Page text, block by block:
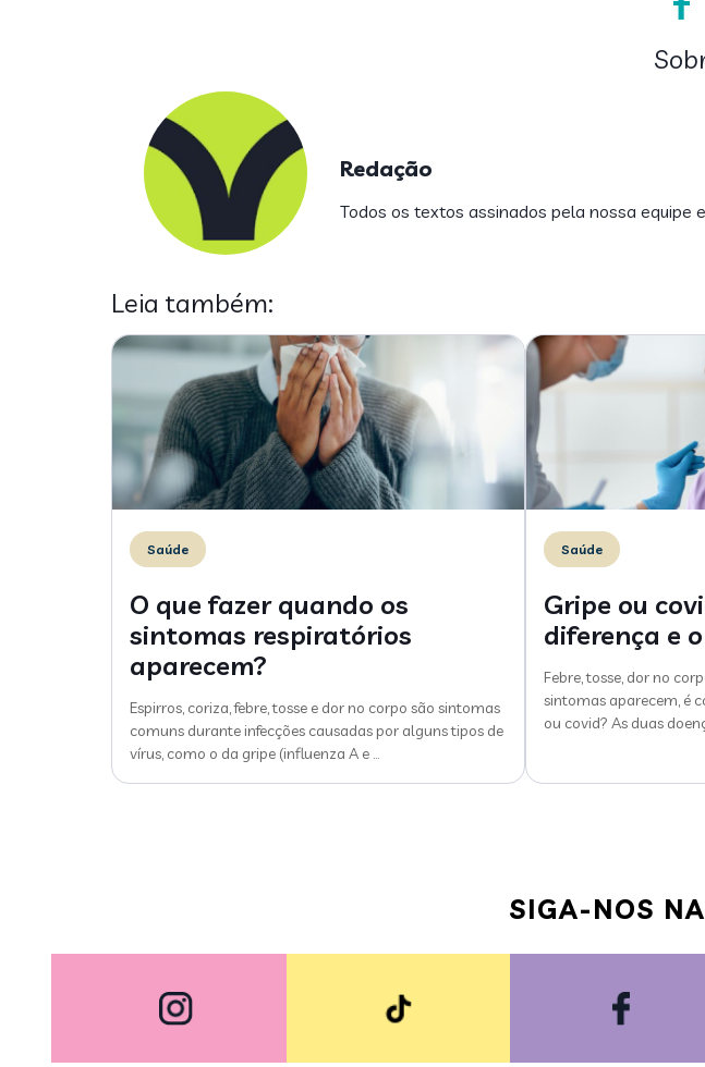
Redação
Todos os textos assinados pela nossa equipe
Leia também:
Saúde
O que fazer quando os
sintomas respiratórios
aparecem?
Espirros, coriza, febre, tosse e dor no corpo são sintomas
comuns durante infecções causadas por alguns tipos de
vírus, como o da gripe (influenza A e …
Saúde
Gripe ou
diferença e
Febre, tosse, dor no
sintomas aparecem, é
ou covid? As duas
SIGA-NOS